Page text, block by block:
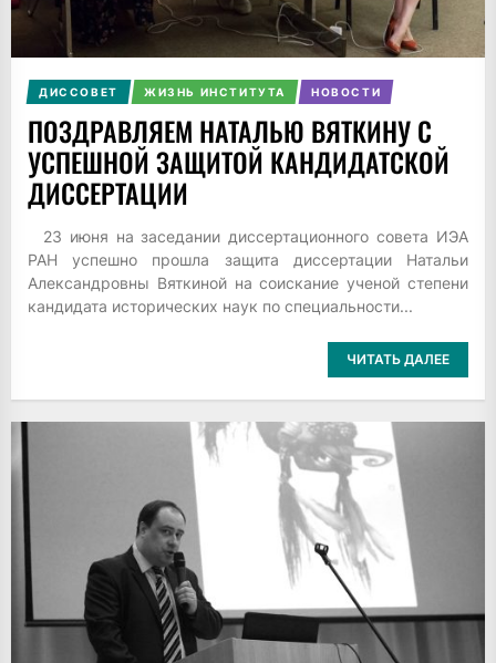
ДИССОВЕТ ЖИЗНЬ ИНСТИТУТА НОВОСТИ
ПОЗДРАВЛЯЕМ НАТАЛЬЮ ВЯТКИНУ С
УСПЕШНОЙ ЗАЩИТОЙ КАНДИДАТСКОЙ
ДИССЕРТАЦИИ
23 июня на заседании диссертационного совета ИЭА
РАН успешно прошла защита диссертации Натальи
Александровны Вяткиной на соискание ученой степени
кандидата исторических наук по специальности...
ЧИТАТЬ ДАЛЕЕ